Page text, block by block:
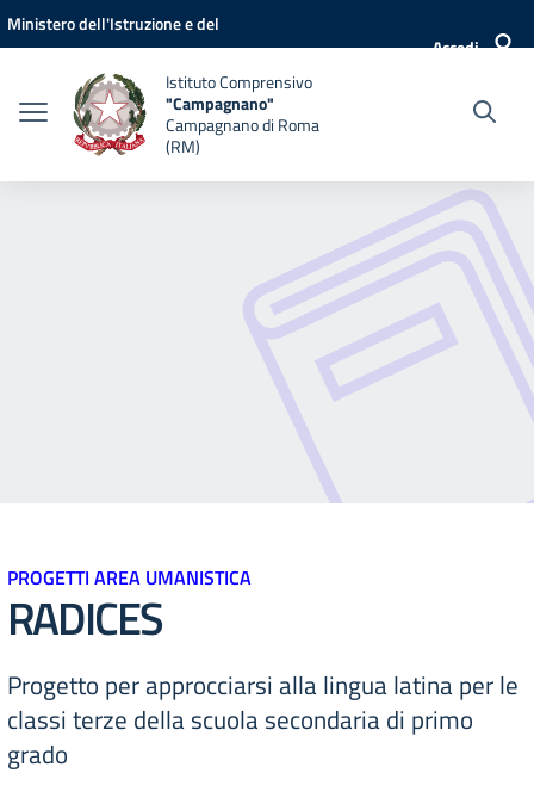
Vai ai contenuti
Vai al menu di navigazione
Vai al footer
Ministero dell'Istruzione e del
Accedi
Istituto Comprensivo
"Campagnano"
Campagnano di Roma
(RM)
PROGETTI AREA UMANISTICA
RADICES
Progetto per approcciarsi alla lingua latina per le
classi terze della scuola secondaria di primo
grado